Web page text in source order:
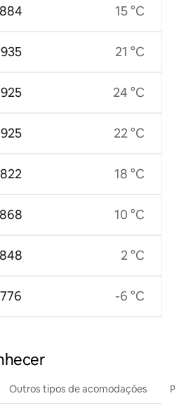
15 °C
21 °C
24 °C
22 °C
18 °C
10 °C
2 °C
-6 °C
Outros tipos de acomodações